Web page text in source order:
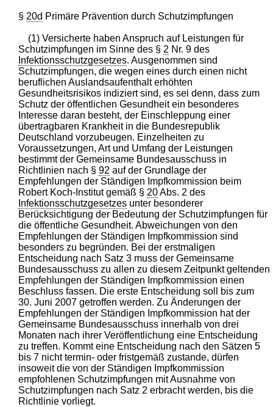
§ 20d Primäre Prävention durch Schutzimpfungen
(1) Versicherte haben Anspruch auf Leistungen für
Schutzimpfungen im Sinne des § 2 Nr. 9 des
Infektionsschutzgesetzes. Ausgenommen sind
Schutzimpfungen, die wegen eines durch einen nicht
beruflichen Auslandsaufenthalt erhöhten
Gesundheitsrisikos indiziert sind, es sei denn, dass zum
Schutz der öffentlichen Gesundheit ein besonderes
Interesse daran besteht, der Einschleppung einer
übertragbaren Krankheit in die Bundesrepublik
Deutschland vorzubeugen. Einzelheiten zu
Voraussetzungen, Art und Umfang der Leistungen
bestimmt der Gemeinsame Bundesausschuss in
Richtlinien nach §92 auf der Grundlage der
Empfehlungen der Ständigen Impfkommission beim
Robert Koch-Institut gemäß § 20Abs. 2 des
Infektionsschutzgesetzes unter besonderer
Berücksichtigung der Bedeutung der Schutzimpfungen für
die öffentliche Gesundheit. Abweichungen von den
Empfehlungen der Ständigen Impfkommission sind
besonders zu begründen. Bei der erstmaligen
Entscheidung nach Satz 3 muss der Gemeinsame
Bundesausschuss zu allen zu diesem Zeitpunkt geltenden
Empfehlungen der Ständigen Impfkommission einen
Beschluss fassen. Die erste Entscheidung soll bis zum
30. Juni 2007 getroffen werden. Zu Änderungen der
Empfehlungen der Ständigen Impfkommission hat der
Gemeinsame Bundesausschuss innerhalb von drei
Monaten nach ihrer Veröffentlichung eine Entscheidung
zu treffen. Kommt eine Entscheidung nach den Sätzen 5
bis 7 nicht termin- oder fristgemäß zustande, dürfen
insoweit die von der Ständigen Impfkommission
empfohlenen Schutzimpfungen mit Ausnahme von
Schutzimpfungen nach Satz 2 erbracht werden, bis die
Richtlinie vorliegt.